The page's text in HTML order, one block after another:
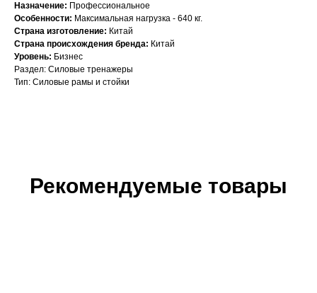
Назначение: Профессиональное
Особенности: Максимальная нагрузка - 640 кг.
Страна изготовление: Китай
Страна происхождения бренда: Китай
Уровень: Бизнес
Раздел: Силовые тренажеры
Тип: Силовые рамы и стойки
Рекомендуемые товары